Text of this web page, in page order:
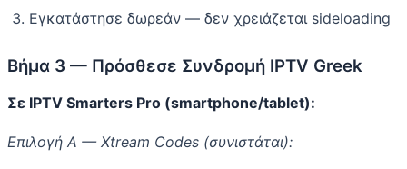
Εγκατάστησε δωρεάν — δεν χρειάζεται sideloading
Βήμα 3 — Πρόσθεσε Συνδρομή IPTV Greek
Σε IPTV Smarters Pro (smartphone/tablet):
Επιλογή Α — Xtream Codes (συνιστάται):